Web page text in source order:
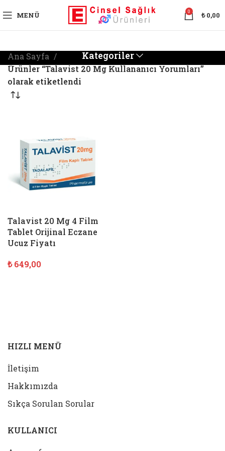
MENÜ 0 ₺0,00
Kategoriler
Ana Sayfa
Ürünler “Talavist 20 Mg Kullananıcı Yorumları”
olarak etiketlendi
Talavist 20 Mg 4 Film
Tablet Orijinal Eczane
Ucuz Fiyatı
₺649,00
HIZLI MENÜ
İletişim
Hakkımızda
Sıkça Sorulan Sorular
KULLANICI